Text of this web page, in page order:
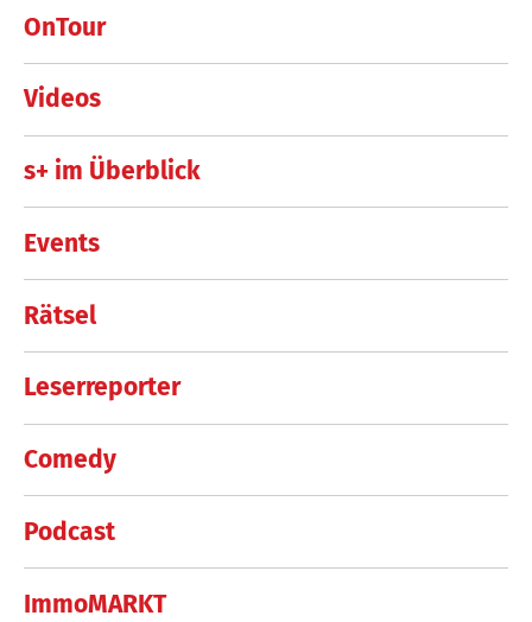
OnTour
Videos
s+ im Überblick
Events
Rätsel
Leserreporter
Comedy
Podcast
ImmoMARKT